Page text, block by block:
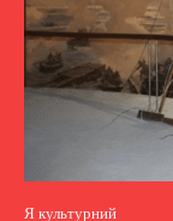
Я культурний